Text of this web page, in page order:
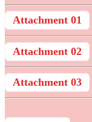
Attachment 01
Attachment 02
Attachment 03